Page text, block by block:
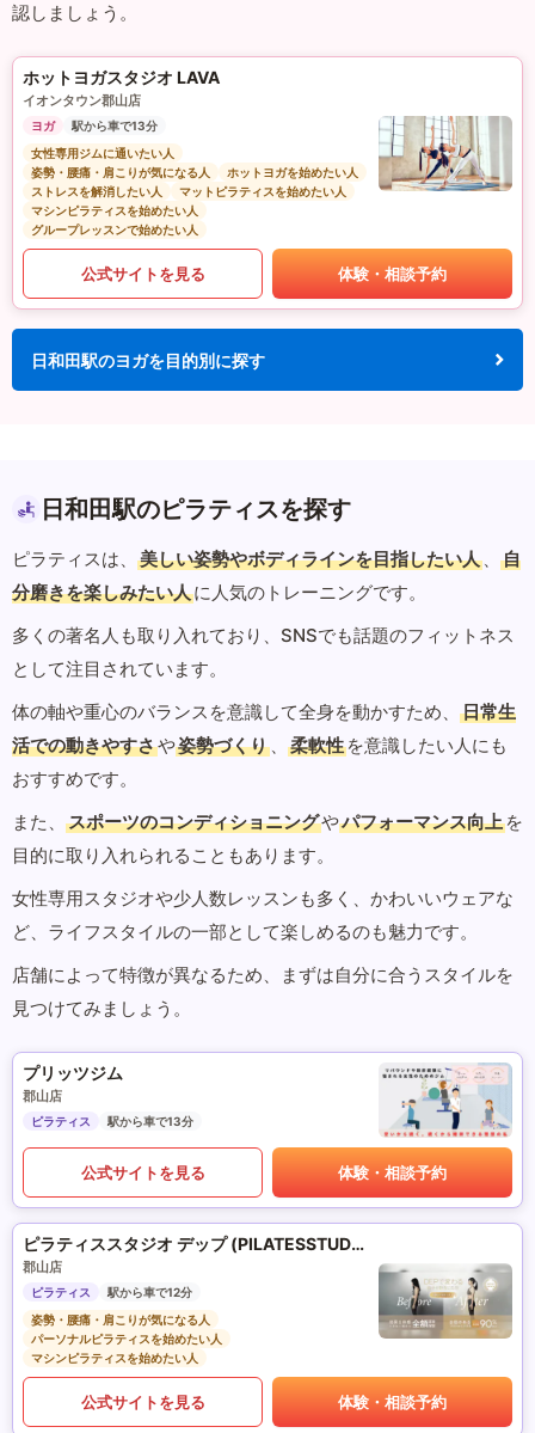
認しましょう。
ホットヨガスタジオ LAVA
イオンタウン郡山店
ヨガ
駅から車で13分
女性専用ジムに通いたい人
姿勢・腰痛・肩こりが気になる人
ホットヨガを始めたい人
ストレスを解消したい人
マットピラティスを始めたい人
マシンピラティスを始めたい人
グループレッスンで始めたい人
公式サイトを見る 体験・相談予約
日和田駅のヨガを目的別に探す
日和田駅のピラティスを探す
ピラティスは、 美しい姿勢やボディラインを目指したい人 、
自
分磨きを楽しみたい人に人気のトレーニングです。
多くの著名人も取り入れており、SNSでも話題のフィットネス
として注目されています。
体の軸や重心のバランスを意識して全身を動かすため、
日常生
活での動きやすさや姿勢づくり 、 柔軟性 を意識したい人にも
おすすめです。
また、
スポーツのコンディショニングやパフォーマンス向上 を
目的に取り入れられることもあります。
女性専用スタジオや少人数レッスンも多く、かわいいウェアな
ど、ライフスタイルの一部として楽しめるのも魅力です。
店舗によって特徴が異なるため、まずは自分に合うスタイルを
見つけてみましょう。
プリッツジム
郡山店
ピラティス 駅から車で13分
公式サイトを見る 体験・相談予約
ピラティススタジオ デップ (PILATESSTUDIO DEP)
郡山店
ピラティス
駅から車で12分
姿勢・腰痛・肩こりが気になる人
パーソナルピラティスを始めたい人
マシンピラティスを始めたい人
公式サイトを見る 体験・相談予約